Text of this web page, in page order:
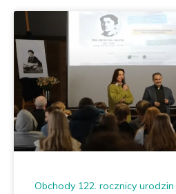
Obchody 122. rocznicy urodzin